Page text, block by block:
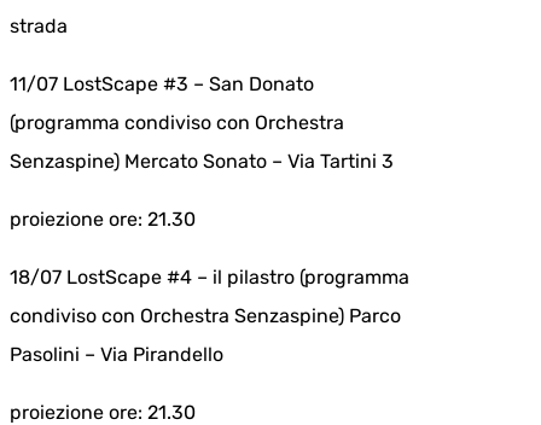
strada
11/07 LostScape #3 – San Donato
(programma condiviso con Orchestra
Senzaspine) Mercato Sonato – Via Tartini 3
proiezione ore: 21.30
18/07 LostScape #4 – il pilastro (programma
condiviso con Orchestra Senzaspine) Parco
Pasolini – Via Pirandello
proiezione ore: 21.30